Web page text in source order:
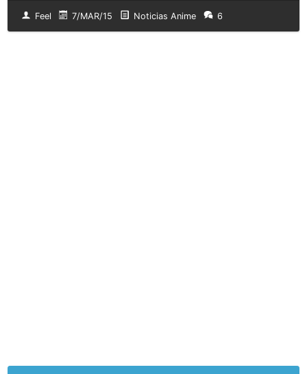
Feel 7/MAR/15 Noticias Anime 6